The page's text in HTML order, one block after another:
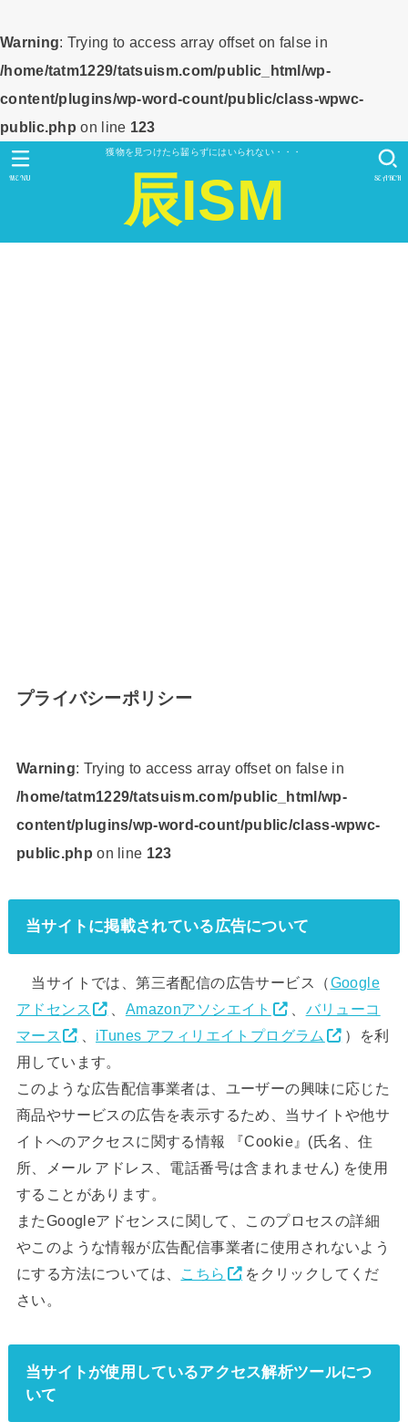
Warning: Trying to access array offset on false in
/home/tatm1229/tatsuism.com/public_html/wp-
content/plugins/wp-word-count/public/class-wpwc-
public.php on line 123
獲物を見つけたら齧らずにはいられない・・・
辰ISM SEARCH
MENU
プライバシーポリシー
Warning: Trying to access array offset on false in
/home/tatm1229/tatsuism.com/public_html/wp-
content/plugins/wp-word-count/public/class-wpwc-
public.php on line 123
当サイトに掲載されている広告について
当サイトでは、第三者配信の広告サービス（Google
アドセンス
Amazonアソシエイト
バリューコ
マース
iTunes アフィリエイトプログラム
）を利
用しています。
このような広告配信事業者は、ユーザーの興味に応じた
商品やサービスの広告を表示するため、当サイトや他サ
イトへのアクセスに関する情報 『Cookie』(氏名、住
所、メール アドレス、電話番号は含まれません) を使用
することがあります。
またGoogleアドセンスに関して、このプロセスの詳細
やこのような情報が広告配信事業者に使用されないよう
にする方法については、 こちら
をクリックしてくだ
さい。
当サイトが使用しているアクセス解析ツールにつ
いて